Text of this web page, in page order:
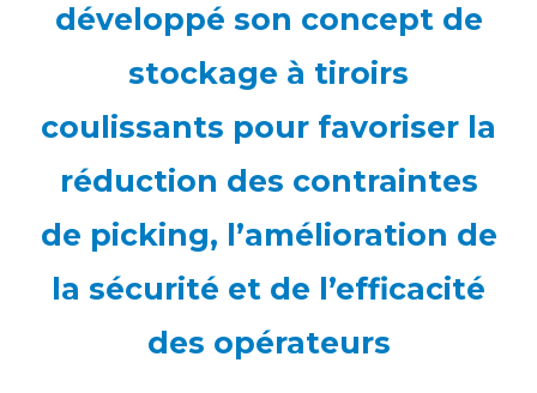
développé son concept de
stockage à tiroirs
coulissants pour favoriser la
réduction des contraintes
de picking, l’amélioration de
la sécurité et de l’efficacité
des opérateurs